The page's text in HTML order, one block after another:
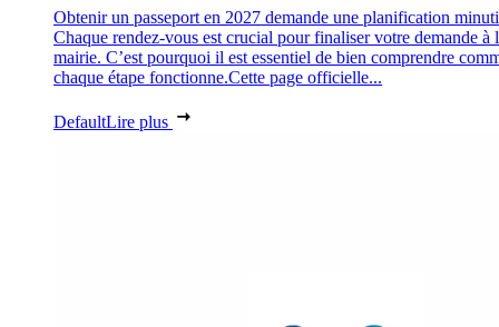
Obtenir un passeport en 2027 demande une planification
Chaque rendez-vous est crucial pour finaliser votre demande à
mairie. C’est pourquoi il est essentiel de bien comprendre
chaque étape fonctionne.Cette page officielle...
DefaultLire plus